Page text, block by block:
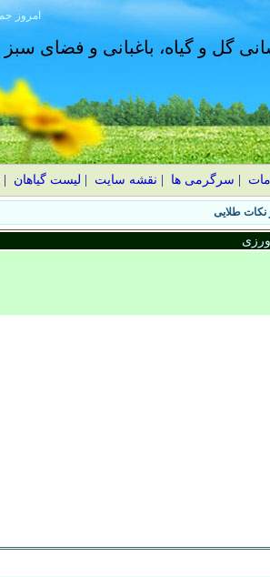
۱۴۰۵ امروز
گل و گیاه، باغبانی و فضای سبز
سرگرمی ها نقشه سایت لیست گیاهان |
نکات طلایی